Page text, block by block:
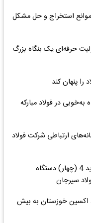
استخراج و حل مشکل
حرفه‌ای یک بنگاه بزرگ
را پنهان کند
در فولاد مبارکه
ارتباطی شرکت فولاد
آگهی مناقصه عمومی دومرحله‌ای خرید 4 (چهار) دستگاه
سیرجان
اکسین خوزستان به بیش